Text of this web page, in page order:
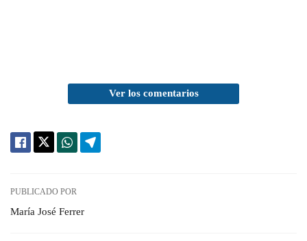
Ver los comentarios
PUBLICADO POR
María José Ferrer